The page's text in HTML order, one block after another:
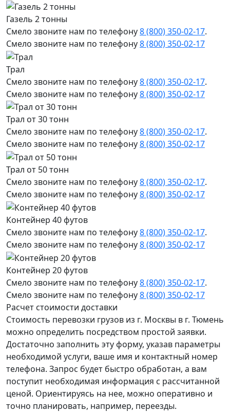
Газель 2 тонны
Смело звоните нам по телефону8 (800) 350-02-17.
Смело звоните нам по телефону8 (800) 350-02-17
Трал
Смело звоните нам по телефону8 (800) 350-02-17.
Смело звоните нам по телефону8 (800) 350-02-17
Трал от 30 тонн
Смело звоните нам по телефону8 (800) 350-02-17.
Смело звоните нам по телефону8 (800) 350-02-17
Трал от 50 тонн
Смело звоните нам по телефону8 (800) 350-02-17.
Смело звоните нам по телефону8 (800) 350-02-17
Контейнер 40 футов
Смело звоните нам по телефону8 (800) 350-02-17.
Смело звоните нам по телефону8 (800) 350-02-17
Контейнер 20 футов
Смело звоните нам по телефону8 (800) 350-02-17.
Смело звоните нам по телефону8 (800) 350-02-17
Расчет стоимости доставки
Стоимость перевозки грузов из г. Москвы в г. Тюмень
можно определить посредством простой заявки.
Достаточно заполнить эту форму, указав параметры
необходимой услуги, ваше имя и контактный номер
телефона. Запрос будет быстро обработан, а вам
поступит необходимая информация с рассчитанной
ценой. Ориентируясь на нее, можно оперативно и
точно планировать, например, переезды.